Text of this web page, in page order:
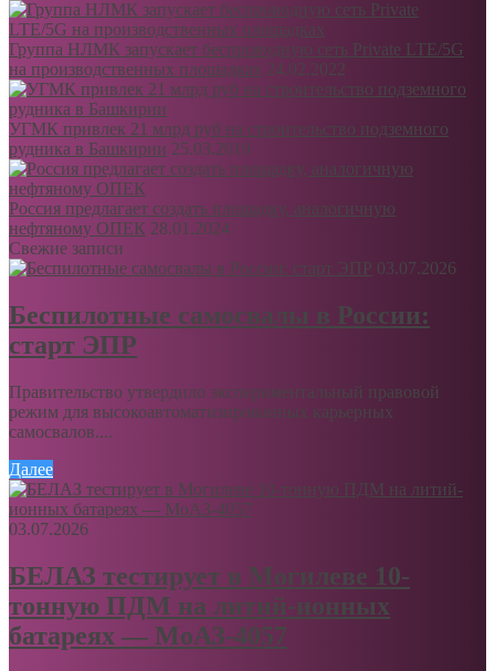
Группа НЛМК запускает беспроводную сеть Private LTE/5G
на производственных площадках 24.02.2022
УГМК привлек 21 млрд руб на строительство подземного
рудника в Башкирии 25.03.2019
Россия предлагает создать площадку, аналогичную
нефтяному ОПЕК 28.01.2024
Свежие записи
03.07.2026
Беспилотные самосвалы в России:
старт ЭПР
Правительство утвердило экспериментальный правовой
режим для высокоавтоматизированных карьерных
самосвалов....
Далее
03.07.2026
БЕЛАЗ тестирует в Могилеве 10-
тонную ПДМ на литий-ионных
батареях — МоАЗ-4057